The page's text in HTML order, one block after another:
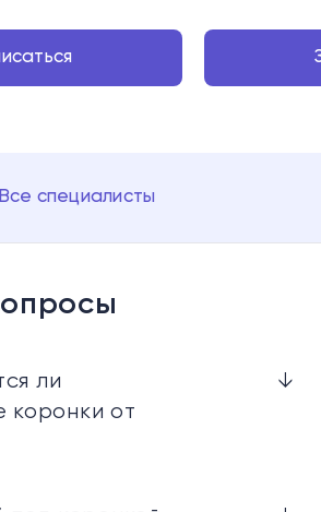
Все специалисты
ли
коронки от
↓